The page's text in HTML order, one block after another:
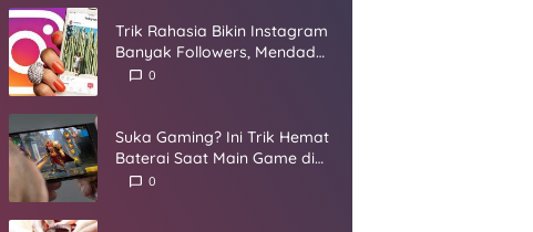
Trik Rahasia Bikin Instagram
Banyak Followers, Mendadak
Jadi Selebgram
0
Suka Gaming? Ini Trik Hemat
Baterai Saat Main Game di
Smartphone
0